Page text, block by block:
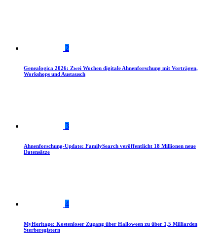
2
Genealogica 2026: Zwei Wochen digitale Ahnenforschung mit Vorträgen,
Workshops und Austausch
3
Ahnenforschung-Update: FamilySearch veröffentlicht 18 Millionen neue
Datensätze
4
MyHeritage: Kostenloser Zugang über Halloween zu über 1,5 Milliarden
Sterberegistern